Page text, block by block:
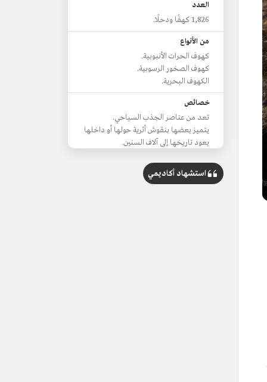
العدد
1,826 كهفًا ودحلًا.
من الأنواع
كهوف الحرات الأنبوبية.
كهوف الصخور الرسوبية.
الكهوف البحرية.
خصائص
تعد من عناصر الجذب السياحي.
يتميز بعضها بنقوش أثرية حولها أو داخلها
يعود تاريخها إلى آلاف السنين.
استشهاد أكاديمي